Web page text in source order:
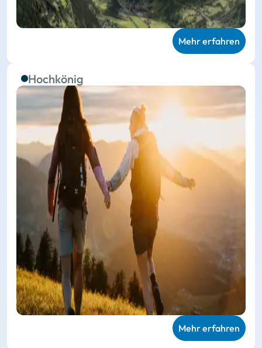
Mehr erfahren
Hochkönig
Mehr erfahren